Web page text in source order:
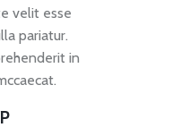
velit esse
pariatur.
in